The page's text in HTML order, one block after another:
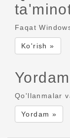
Faqat
Ko'rish »
Yordam
Qo'llanmalar
Yordam »